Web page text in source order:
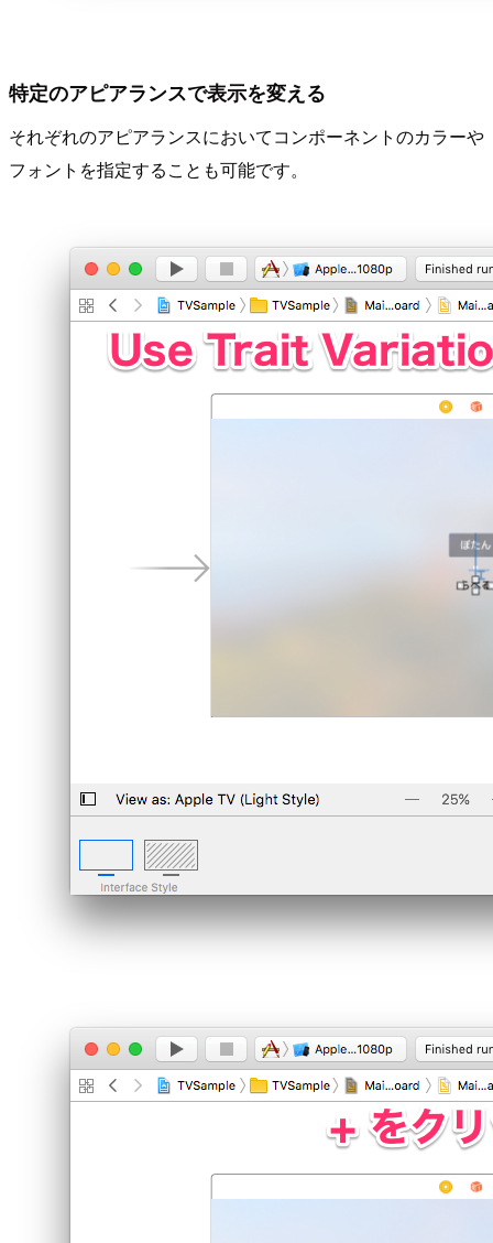
特定のアピアランスで表示を変える
それぞれのアピアランスにおいてコンポーネントのカラーや
フォントを指定することも可能です。